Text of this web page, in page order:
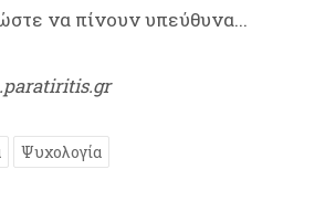
να πίνουν υπεύθυνα...
Ψυχολογία